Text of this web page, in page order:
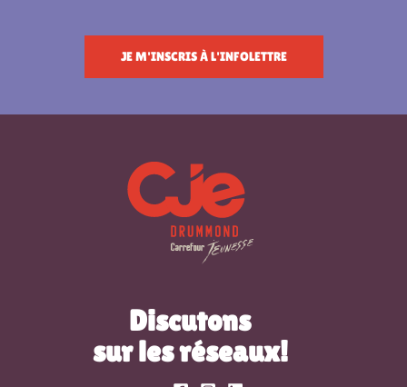
JE M'INSCRIS À L'INFOLETTRE
Discutons
sur les réseaux!